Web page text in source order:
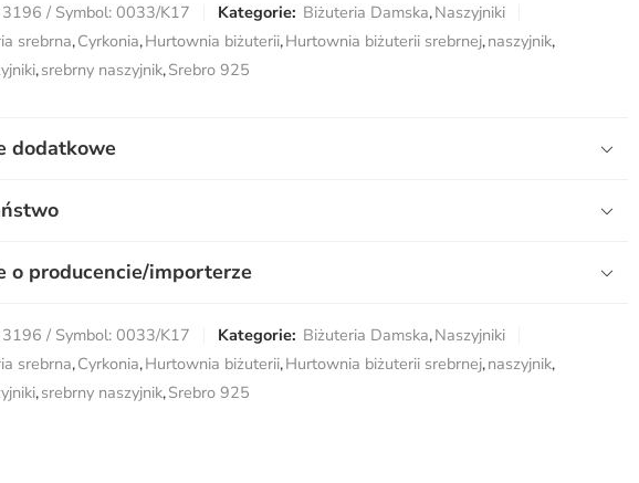
3196 / Symbol: 0033/K17 Kategorie: Biżuteria Damska,Naszyjniki
srebrna,Cyrkonia,Hurtownia biżuterii,Hurtownia biżuterii srebrnej,naszyjnik,
,srebrny naszyjnik,Srebro 925
dodatkowe
o producencie/importerze
3196 / Symbol: 0033/K17 Kategorie: Biżuteria Damska,Naszyjniki
srebrna,Cyrkonia,Hurtownia biżuterii,Hurtownia biżuterii srebrnej,naszyjnik,
,srebrny naszyjnik,Srebro 925